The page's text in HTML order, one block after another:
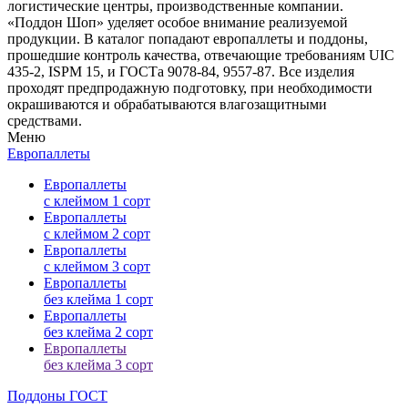
логистические центры, производственные компании.
«Поддон Шоп» уделяет особое внимание реализуемой
продукции. В каталог попадают европаллеты и поддоны,
прошедшие контроль качества, отвечающие требованиям UIC
435-2, ISPM 15, и ГОСТа 9078-84, 9557-87. Все изделия
проходят предпродажную подготовку, при необходимости
окрашиваются и обрабатываются влагозащитными
средствами.
Меню
Европаллеты
Европаллеты
с клеймом 1 сорт
Европаллеты
с клеймом 2 сорт
Европаллеты
с клеймом 3 сорт
Европаллеты
без клейма 1 сорт
Европаллеты
без клейма 2 сорт
Европаллеты
без клейма 3 сорт
Поддоны ГОСТ